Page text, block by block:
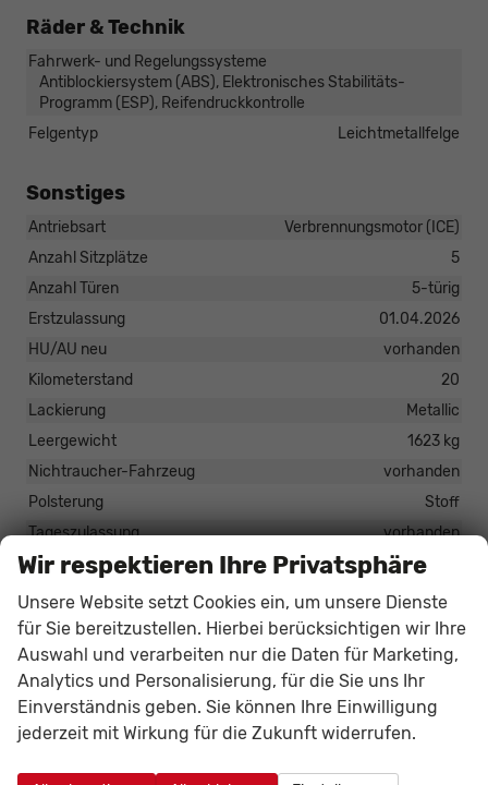
Räder & Technik
Fahrwerk- und Regelungssysteme
Antiblockiersystem (ABS), Elektronisches Stabilitäts-
Programm (ESP), Reifendruckkontrolle
Felgentyp
Leichtmetallfelge
Sonstiges
Antriebsart
Verbrennungsmotor (ICE)
Anzahl Sitzplätze
5
Anzahl Türen
5-türig
Erstzulassung
01.04.2026
HU/AU neu
vorhanden
Kilometerstand
20
Lackierung
Metallic
Leergewicht
1623 kg
Nichtraucher-Fahrzeug
vorhanden
Polsterung
Stoff
Tageszulassung
vorhanden
Zustand
unfallfrei
Zustand, Beschaffenheit
Scheckheftgepflegt
Zustand, Fahrfähigkeit
fahrtauglich
34.409,– €
Gesamtpreis
33.349,– €
Wir respektieren Ihre Privatsphäre
Unsere Website setzt Cookies ein, um unsere Dienste
für Sie bereitzustellen. Hierbei berücksichtigen wir Ihre
Auswahl und verarbeiten nur die Daten für Marketing,
Analytics und Personalisierung, für die Sie uns Ihr
Einverständnis geben. Sie können Ihre Einwilligung
jederzeit mit Wirkung für die Zukunft widerrufen.